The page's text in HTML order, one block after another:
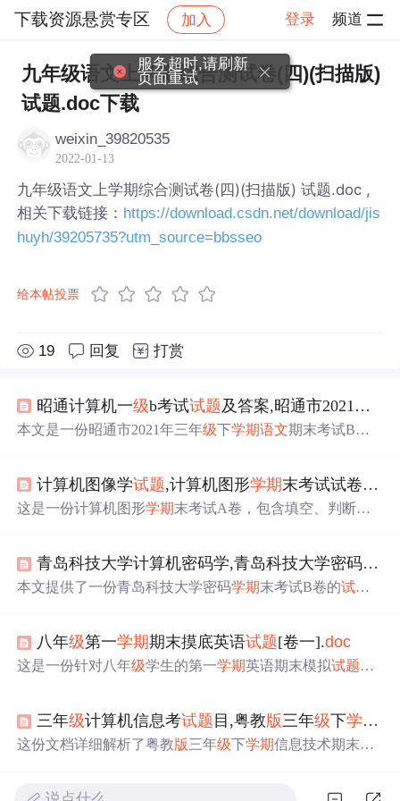
下载资源悬赏专区 加入 登录 频道
社区 下载资源悬赏专区 帖子详情
九年级语文上学期综合测试卷(四)(扫描版)
试题.doc下载
weixin_39820535
2022-01-13
九年级语文上学期综合测试卷(四)(扫描版) 试题.doc ,
相关下载链接： https://download.csdn.net/download/jis
huyh/39205735?utm_source=bbsseo
给本帖投票
19 回复 打赏
昭通计算机一级b考试试题及答案,昭通市2021年三年
本文是一份昭通市2021年三年级下学期语文期末考试B卷
解能力。试卷旨在检测学生的学习成果，促进其语文素养
的提升。
计算机图像学试题,计算机图形学期末考试试卷A卷.
这是一份计算机图形学期末考试A卷，包含填空、判断、
的定义、应用领域，以及纹理映射、多边形扫描转换等相
关知识。
青岛科技大学计算机密码学,青岛科技大学密码学B卷
本文提供了一份青岛科技大学密码学期末考试B卷的试题
八年级第一学期期末摸底英语试题[卷一].doc
这是一份针对八年级学生的第一学期英语期末模拟试题，
三年级计算机信息考试题 目,粤教版三年级下学期
这份文档详细解析了粤教版三年级 下学期信息技术期末试
服务超时,请刷新
页面重试